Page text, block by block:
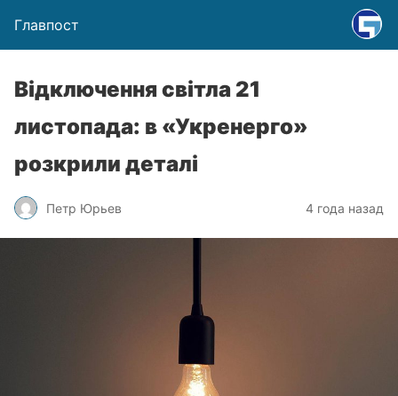
Главпост
Відключення світла 21
листопада: в «Укренерго»
розкрили деталі
Петр Юрьев 4 года назад